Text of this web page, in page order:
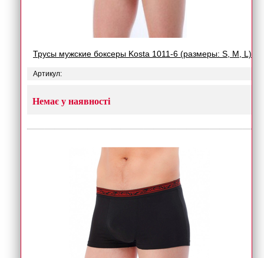
Трусы мужские боксеры Kosta 1011-6 (размеры: S, M, L)
Артикул:
Немає у наявності